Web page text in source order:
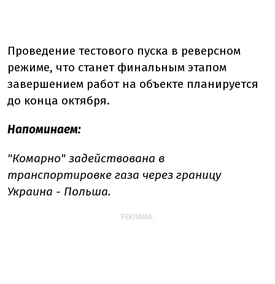
Проведение тестового пуска в реверсном
режиме, что станет финальным этапом
завершением работ на объекте планируется
до конца октября.
Напоминаем:
"Комарно" задействована в
транспортировке газа через границу
Украина - Польша.
РЕКЛАМА: